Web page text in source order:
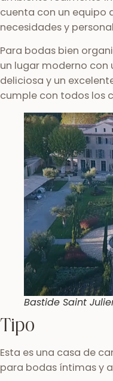
cuenta con un equipo
necesidades y
Para bodas bien
un lugar moderno
deliciosa y un
cumple con todos los
Bastide Saint
Tipo
Esta es una casa de
para bodas íntimas y